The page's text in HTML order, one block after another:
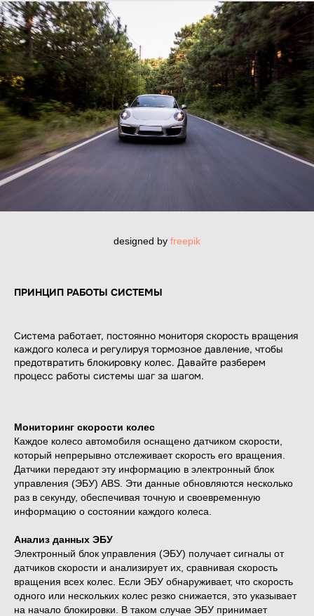
designed by freepik
ПРИНЦИП РАБОТЫ СИСТЕМЫ
Система работает, постоянно мониторя скорость вращения
каждого колеса и регулируя тормозное давление, чтобы
предотвратить блокировку колес. Давайте разберем
процесс работы системы шаг за шагом.
Мониторинг скорости колес
Каждое колесо автомобиля оснащено датчиком скорости,
который непрерывно отслеживает скорость его вращения.
Датчики передают эту информацию в электронный блок
управления (ЭБУ) ABS. Эти данные обновляются несколько
раз в секунду, обеспечивая точную и своевременную
информацию о состоянии каждого колеса.
Анализ данных ЭБУ
Электронный блок управления (ЭБУ) получает сигналы от
датчиков скорости и анализирует их, сравнивая скорость
вращения всех колес. Если ЭБУ обнаруживает, что скорость
одного или нескольких колес резко снижается, это указывает
на начало блокировки. В таком случае ЭБУ принимает